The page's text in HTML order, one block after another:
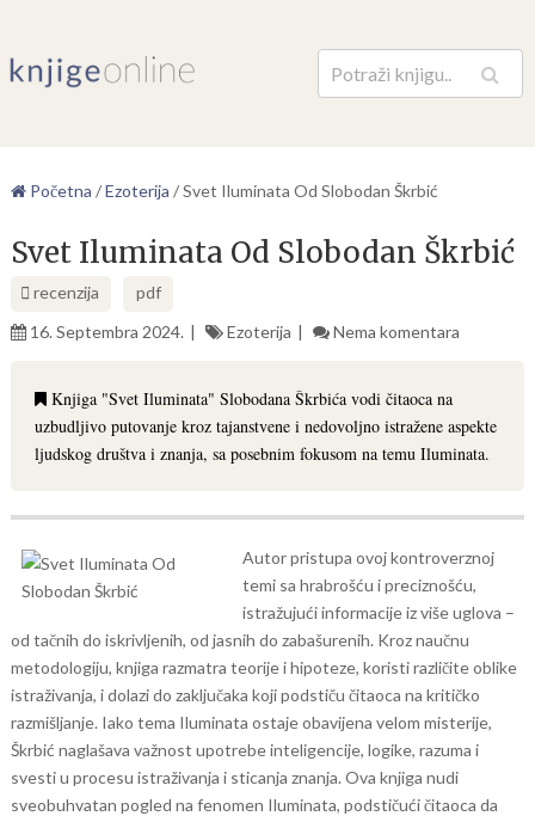
Pretraga
Početna /Ezoterija /Svet Iluminata Od Slobodan Škrbić
Svet Iluminata Od Slobodan Škrbić
recenzija
pdf
16. Septembra 2024.
Ezoterija Nema komentara
Knjiga "Svet Iluminata" Slobodana Škrbića vodi čitaoca na
uzbudljivo putovanje kroz tajanstvene i nedovoljno istražene aspekte
ljudskog društva i znanja, sa posebnim fokusom na temu Iluminata.
Autor pristupa ovoj kontroverznoj
temi sa hrabrošću i preciznošću,
istražujući informacije iz više uglova –
od tačnih do iskrivljenih, od jasnih do zabašurenih. Kroz naučnu
metodologiju, knjiga razmatra teorije i hipoteze, koristi različite oblike
istraživanja, i dolazi do zaključaka koji podstiču čitaoca na kritičko
razmišljanje. Iako tema Iluminata ostaje obavijena velom misterije,
Škrbić naglašava važnost upotrebe inteligencije, logike, razuma i
svesti u procesu istraživanja i sticanja znanja. Ova knjiga nudi
sveobuhvatan pogled na fenomen Iluminata, podstičući čitaoca da